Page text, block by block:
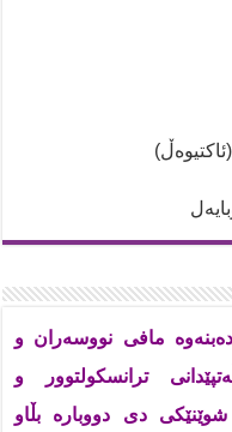
دەبنەوە مافی نووسەران و
ترانسکولتوور و
دی دووبارە بڵاو